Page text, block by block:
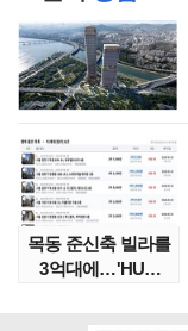
목동 준신축 빌라를
3억대에…'HUG